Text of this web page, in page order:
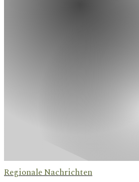
Regionale Nachrichten